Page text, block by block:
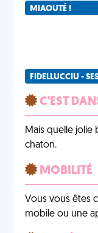
MIAOUTÉ !
FIDELLUCCIU -
C'EST
Mais quelle jolie
chaton.
MOBILITÉ
Vous vous êtes
mobile ou une